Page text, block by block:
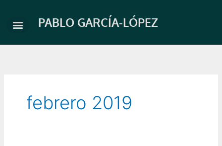
contenido
PABLO GARCÍA-LÓPEZ
febrero 2019